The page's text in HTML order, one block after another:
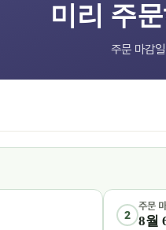
미리 주
주문 마감
2
주문
8월